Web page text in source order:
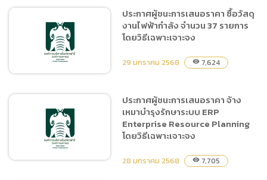
ซื้อจัดจ้าง ประจำปีงบประมาณ
พ.ศ.2568 ซื้อประกันเครื่อง
คอมพิวเตอร์แม่ข่ายและระบบ
ประมวลผลและจัดเก็บข้อมูล
Hardware+Software
ประกาศผู้ชนะการเสนอราคา
ซื้อวัสดุงานไฟฟ้ากำลัง จำนวน
37 รายการ โดยวิธีเฉพาะ
เจาะจง
ประกาศผู้ชนะการเสนอราคา ซื้อวัสดุ
งานไฟฟ้ากำลัง จำนวน 37 รายการ
โดยวิธีเฉพาะเจาะจง
29 มกราคม 2568 visibility 7,624
ประกาศผู้ชนะการเสนอราคา จ้าง
เหมาบำรุงรักษาระบบ ERP
Enterprise Resource Planning
โดยวิธีเฉพาะเจาะจง
28 มกราคม 2568 visibility 7,705